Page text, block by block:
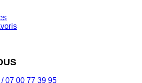
07 00 77 39 95